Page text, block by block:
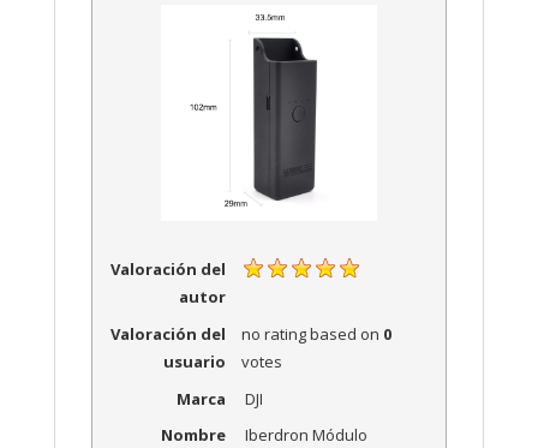
Valoración del
autor
Valoración del
usuario
no ratingbased on 0
votes
Marca
DJI
Nombre
Iberdron Módulo